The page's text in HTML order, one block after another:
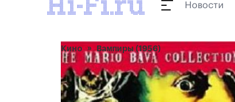
Новости
Кино Вампиры (1956)